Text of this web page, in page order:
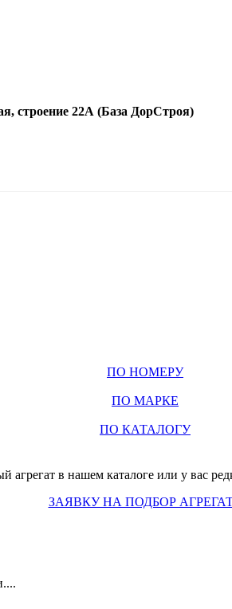
строение 22А (База ДорСтроя)
ПО НОМЕРУ
ПО МАРКЕ
ПО КАТАЛОГУ
в нашем каталоге или у вас
ЗАЯВКУ НА ПОДБОР